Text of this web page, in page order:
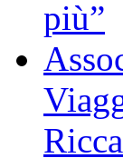
più”